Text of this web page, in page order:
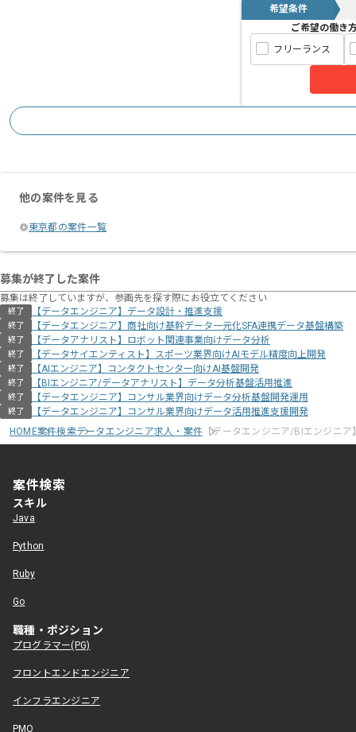
希望条件
ご希望の働き
フリーランス
他の案件を見る
東京都の案件一覧
募集が終了した案件
募集は終了していますが、参画先を探す際にお役立てください
終了 【データエンジニア】データ設計・推進支援
終了 【データエンジニア】商社向け基幹データ一元化SFA連携データ基盤構築
終了 【データアナリスト】ロボット関連事業向けデータ分析
終了 【データサイエンティスト】スポーツ業界向けAIモデル精度向上開発
終了 【AIエンジニア】コンタクトセンター向けAI基盤開発
終了 【BIエンジニア/データアナリスト】データ分析基盤活用推進
終了 【データエンジニア】コンサル業界向けデータ分析基盤開発運用
終了
【データエンジニア】コンサル業界向けデータ活用推進支援開発
HOME案件検索データエンジニア求人・案件 【データエンジニア/BIエンジニ
案件検索
スキル
Java
Python
Ruby
Go
職種・ポジション
プログラマー(PG)
フロントエンドエンジニア
インフラエンジニア
PMO